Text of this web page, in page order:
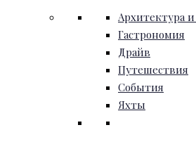
Архитектура
Гастрономия
Драйв
Путешествия
События
Яхты